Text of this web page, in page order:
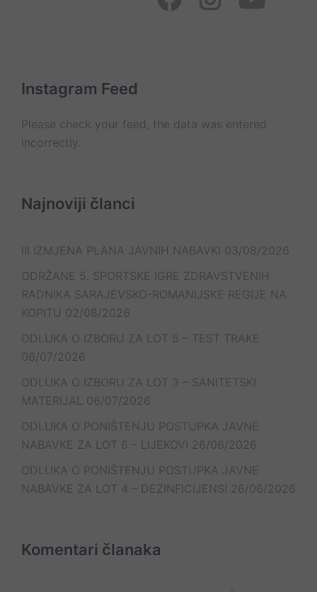
Oglasna
Page
Instagram Feed
Please check your feed, the data was entered
incorrectly.
Najnoviji članci
III IZMJENA PLANA JAVNIH NABAVKI 03/08/2026
ODRŽANE 5. SPORTSKE IGRE ZDRAVSTVENIH
RADNIKA SARAJEVSKO-ROMANIJSKE REGIJE NA
KOPITU 02/08/2026
ODLUKA O IZBORU ZA LOT 5 – TEST TRAKE
06/07/2026
ODLUKA O IZBORU ZA LOT 3 – SANITETSKI
MATERIJAL 06/07/2026
ODLUKA O PONIŠTENJU POSTUPKA JAVNE
NABAVKE ZA LOT 6 – LIJEKOVI 26/06/2026
ODLUKA O PONIŠTENJU POSTUPKA JAVNE
NABAVKE ZA LOT 4 – DEZINFICIJENSI 26/06/2026
Komentari članaka